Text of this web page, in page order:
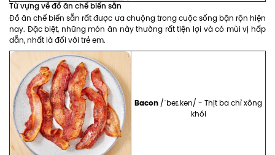
Từ vựng về đồ ăn chế biến sẵn
Đồ ăn chế biến sẵn rất được ưa chuộng trong cuộc sống bận rộn hiện
nay. Đặc biệt, những món ăn này thường rất tiện lợi và có mùi vị hấp
dẫn, nhất là đối với trẻ em.
Bacon /ˈbeɪ.kən/ - Thịt ba chỉ xông
khói